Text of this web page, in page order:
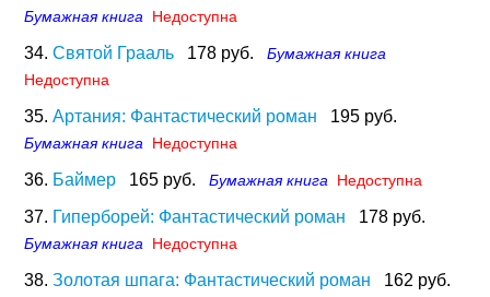
Бумажная книга Недоступна
34. Святой Грааль 178 руб.
Бумажная книга
Недоступна
35. Артания: Фантастический роман 195 руб.
Бумажная книга Недоступна
36. Баймер 165 руб. Бумажная книга Недоступна
37. Гиперборей: Фантастический роман 178 руб.
Бумажная книга Недоступна
38. Золотая шпага: Фантастический роман 162 руб.